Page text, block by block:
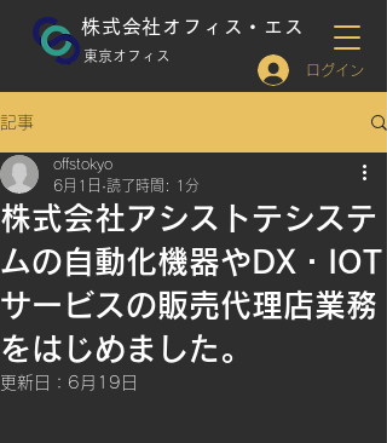
​東京オフィス
株式会社オフィス・エス
ログイン
記事
株式会社アシストテシステ
ムの自動化機器やDX・IOT
サービスの販売代理店業務
をはじめました。
offstokyo
6月1日 読了時間: 1分
更新日： 6月19日